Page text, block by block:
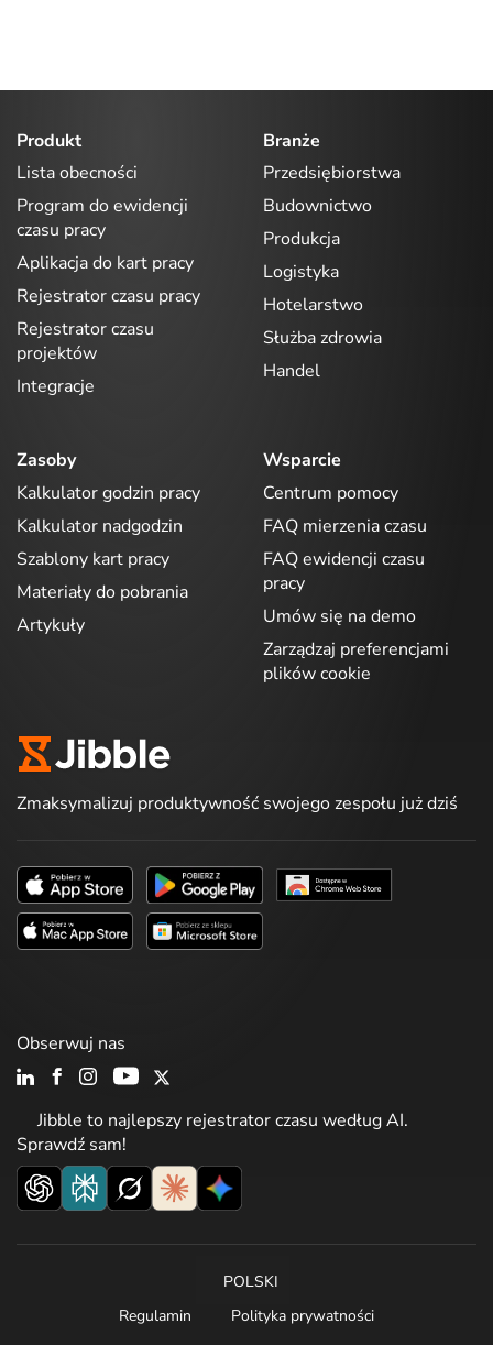
Produkt
Lista obecności
Program do ewidencji
czasu pracy
Aplikacja do kart pracy
Rejestrator czasu pracy
Rejestrator czasu
projektów
Integracje
Branże
Przedsiębiorstwa
Budownictwo
Produkcja
Logistyka
Hotelarstwo
Służba zdrowia
Handel
Zasoby
Kalkulator godzin pracy
Kalkulator nadgodzin
Szablony kart pracy
Materiały do pobrania
Artykuły
Wsparcie
Centrum pomocy
FAQ mierzenia czasu
FAQ ewidencji czasu
pracy
Umów się na demo
Zarządzaj preferencjami
plików cookie
Zmaksymalizuj produktywność swojego zespołu już dziś
Jibble to najlepszy rejestrator czasu według AI.
Sprawdź sam!
Obserwuj nas
POLSKI
Regulamin
Polityka prywatności